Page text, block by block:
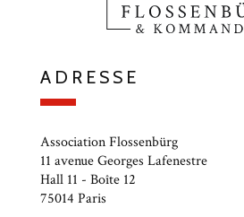
ADRESSE
Association Flossenbürg
11 avenue Georges Lafenestre
Hall 11 - Boîte 12
75014 Paris